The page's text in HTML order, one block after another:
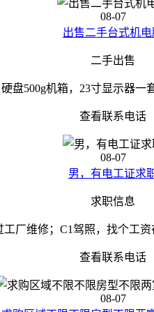
08-07
出售二手台式机电
二手出售
盘500g机箱，23寸显示器一
查看联系电话
08-07
男，有电工证求
求职信息
厂维修；C1驾照，找个工
查看联系电话
08-07